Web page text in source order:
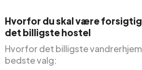
Hvorfor du skal være
det billigste hostel
Hvorfor det billigste
bedste valg: